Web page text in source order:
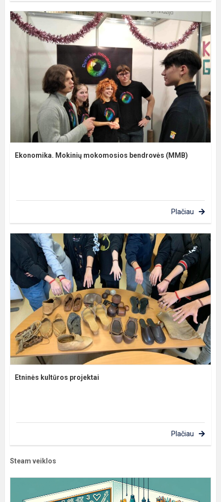
Ekonomika. Mokinių mokomosios bendrovės (MMB)
Plačiau
Etninės kultūros projektai
Plačiau
Steam veiklos